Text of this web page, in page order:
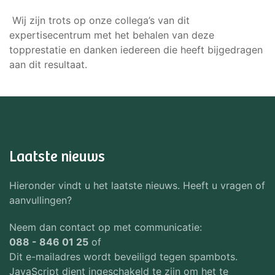
Wij zijn trots op onze collega’s van dit
expertisecentrum met het behalen van deze
topprestatie en danken iedereen die heeft bijgedragen
aan dit resultaat.
Laatste nieuws
Hieronder vindt u het laatste nieuws. Heeft u vragen of
aanvullingen?
Neem dan contact op met communicatie:
088 - 846 01 25 of
Dit e-mailadres wordt beveiligd tegen spambots.
JavaScript dient ingeschakeld te zijn om het te